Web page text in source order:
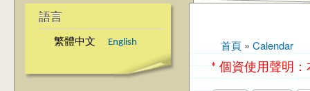
語言
繁體中文 English
您在這裡
首頁 » Calendar
* 個資使用聲明